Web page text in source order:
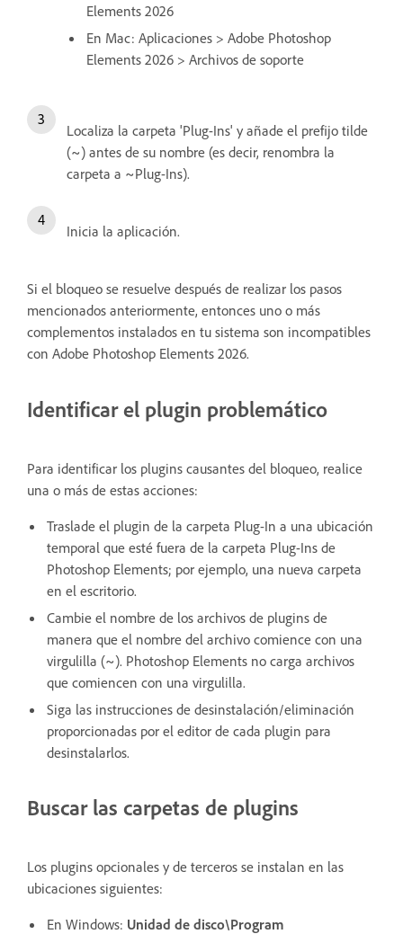
Elements 2026
En Mac: Aplicaciones > Adobe Photoshop
Elements 2026 > Archivos de soporte
Localiza la carpeta 'Plug-Ins' y añade el prefijo tilde
(~) antes de su nombre (es decir, renombra la
carpeta a ~Plug-Ins).
Inicia la aplicación.
Si el bloqueo se resuelve después de realizar los pasos
mencionados anteriormente, entonces uno o más
complementos instalados en tu sistema son incompatibles
con Adobe Photoshop Elements 2026.
Identificar el plugin problemático
Para identificar los plugins causantes del bloqueo, realice
una o más de estas acciones:
Traslade el plugin de la carpeta Plug-In a una ubicación
temporal que esté fuera de la carpeta Plug-Ins de
Photoshop Elements; por ejemplo, una nueva carpeta
en el escritorio.
Cambie el nombre de los archivos de plugins de
manera que el nombre del archivo comience con una
virgulilla (~). Photoshop Elements no carga archivos
que comiencen con una virgulilla.
Siga las instrucciones de desinstalación/eliminación
proporcionadas por el editor de cada plugin para
desinstalarlos.
Buscar las carpetas de plugins
Los plugins opcionales y de terceros se instalan en las
ubicaciones siguientes:
En Windows: Unidad de disco\Program